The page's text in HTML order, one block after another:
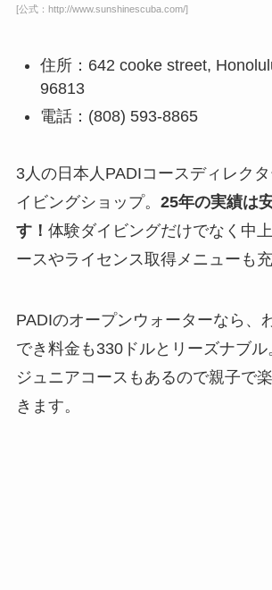
[公式：http://www.sunshinescuba.com/]
住所：642 cooke street,
96813
電話：(808) 593-8865
3人の日本人PADIコースディレク
イビングショップ。 25年の実績は
す！ 体験ダイビングだけでなく中
ースやライセンス取得メニューも充
PADIのオープンウォーターなら、
でき料金も330ドルとリーズナブ
ジュニアコースもあるので親子で
きます。